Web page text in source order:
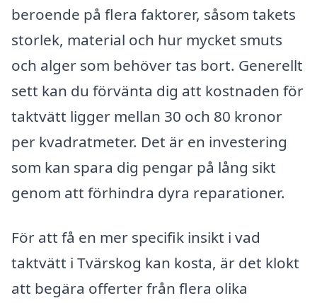
beroende på flera faktorer, såsom takets
storlek, material och hur mycket smuts
och alger som behöver tas bort. Generellt
sett kan du förvänta dig att kostnaden för
taktvätt ligger mellan 30 och 80 kronor
per kvadratmeter. Det är en investering
som kan spara dig pengar på lång sikt
genom att förhindra dyra reparationer.
För att få en mer specifik insikt i vad
taktvätt i Tvärskog kan kosta, är det klokt
att begära offerter från flera olika